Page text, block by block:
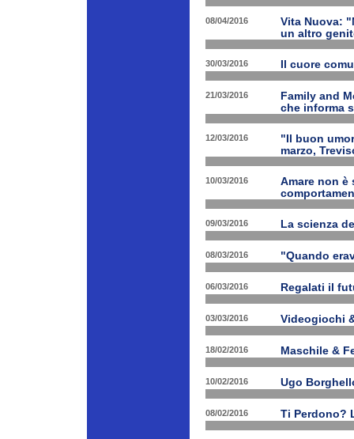
08/04/2016
Vita Nuova:
un altro
30/03/2016 Il cuore
21/03/2016
Family and
che informa
12/03/2016
"Il buon
marzo,
10/03/2016
Amare non
09/03/2016 La scienza
08/03/2016 "Quando
06/03/2016 Regalati il
03/03/2016 Videogiochi
18/02/2016 Maschile &
10/02/2016 Ugo
08/02/2016 Ti Perdono?